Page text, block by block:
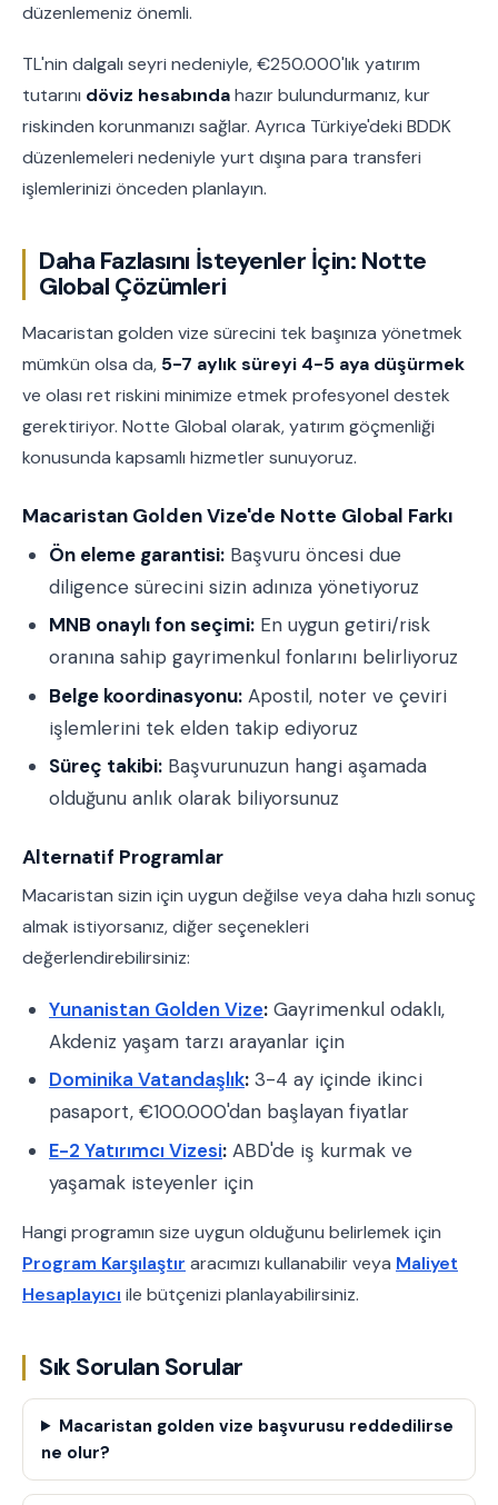
düzenlemeniz önemli.
TL'nin dalgalı seyri nedeniyle, €250.000'lık yatırım
tutarını döviz hesabındahazır bulundurmanız, kur
riskinden korunmanızı sağlar. Ayrıca Türkiye'deki BDDK
düzenlemeleri nedeniyle yurt dışına para transferi
işlemlerinizi önceden planlayın.
Daha Fazlasını İsteyenler İçin: Notte
Global Çözümleri
Macaristan golden vize sürecini tek başınıza yönetmek
mümkün olsa da, 5-7 aylık süreyi 4-5 aya düşürmek
ve olası ret riskini minimize etmek profesyonel destek
gerektiriyor. Notte Global olarak, yatırım göçmenliği
konusunda kapsamlı hizmetler sunuyoruz.
Macaristan Golden Vize'de Notte Global Farkı
Ön eleme garantisi: Başvuru öncesi due
diligence sürecini sizin adınıza yönetiyoruz
MNB onaylı fon seçimi: En uygun getiri/risk
oranına sahip gayrimenkul fonlarını belirliyoruz
Belge koordinasyonu: Apostil, noter ve çeviri
işlemlerini tek elden takip ediyoruz
Süreç takibi: Başvurunuzun hangi aşamada
olduğunu anlık olarak biliyorsunuz
Alternatif Programlar
Macaristan sizin için uygun değilse veya daha hızlı sonuç
almak istiyorsanız, diğer seçenekleri
değerlendirebilirsiniz:
Yunanistan Golden Vize: Gayrimenkul odaklı,
Akdeniz yaşam tarzı arayanlar için
Dominika Vatandaşlık: 3-4 ay içinde ikinci
pasaport, €100.000'dan başlayan fiyatlar
E-2 Yatırımcı Vizesi: ABD'de iş kurmak ve
yaşamak isteyenler için
Hangi programın size uygun olduğunu belirlemek için
Program Karşılaştır aracımızı kullanabilir veya Maliyet
Hesaplayıcı ile bütçenizi planlayabilirsiniz.
Sık Sorulan Sorular
Macaristan golden vize başvurusu reddedilirse
ne olur?